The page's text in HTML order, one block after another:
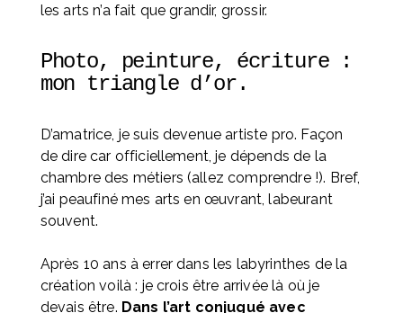
les arts n’a fait que grandir, grossir.
Photo, peinture, écriture :
mon triangle d’or.
D’amatrice, je suis devenue artiste pro. Façon
de dire car officiellement, je dépends de la
chambre des métiers (allez comprendre !). Bref,
j’ai peaufiné mes arts en œuvrant, labeurant
souvent.
Après 10 ans à errer dans les labyrinthes de la
création voilà : je crois être arrivée là où je
devais être. Dans l’art conjugué avec